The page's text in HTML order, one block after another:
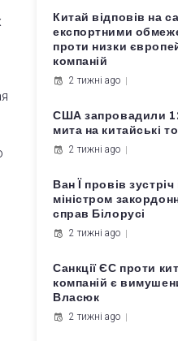
Китай відповів на
експортними
проти низки
компаній
2 тижні ago
США запровадили
мита на китайські
2 тижні ago
Ван Ї провів зустріч
міністром
справ Білорусі
2 тижні ago
Санкції ЄС проти
компаній є
Власюк
2 тижні ago